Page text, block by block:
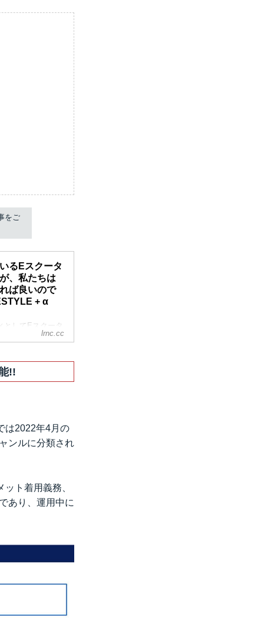
をご
るEスクータ
、私たちは
ば良いので
+ α
してEスクータ
ています。しか
たことから、生
今後進むであ
と思います。
lrnc.cc
!!
は2022年4月の
ンルに分類され
ト着用義務、
あり、運用中に